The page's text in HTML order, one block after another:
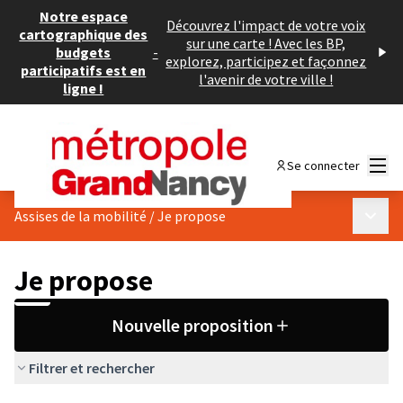
Notre espace
cartographique des
budgets
participatifs est en
ligne !
-
Découvrez l'impact de votre voix
sur une carte ! Avec les BP,
explorez, participez et façonnez
l'avenir de votre ville !
Se connecter
Assises de la mobilité /Je propose
Je propose
Nouvelle proposition
Filtrer et rechercher